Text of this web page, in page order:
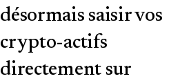
désormais saisir vos
crypto-actifs
directement sur